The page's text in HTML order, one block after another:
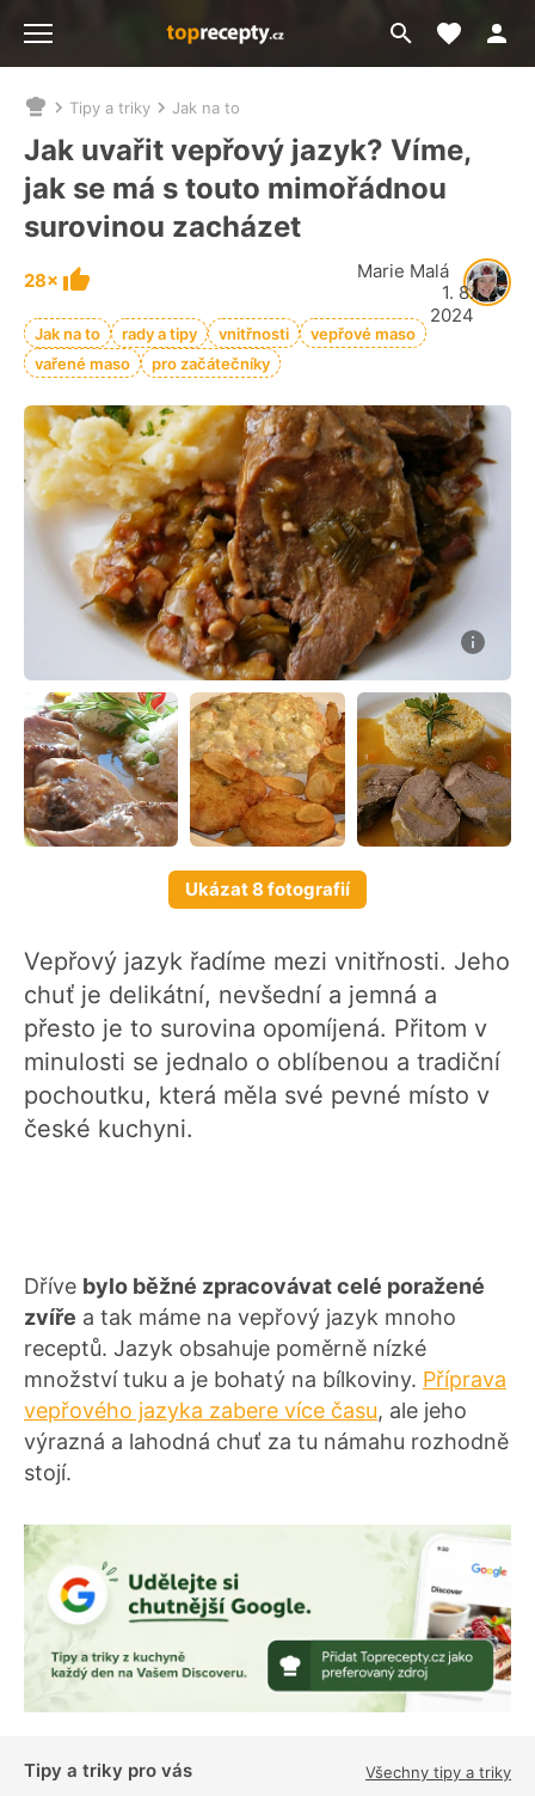
Přejít
na
Moje
Nacházíte
se
zde:
Tipy a triky Jak na to
Jak uvařit vepřový jazyk? Víme,
jak se má s touto mimořádnou
surovinou zacházet
28×
Marie Malá
1. 8.
2024
Jak na to rady a tipy vnitřnosti
vepřové maso
vařené maso
pro začátečníky
Ukázat 8 fotografií
Vepřový jazyk řadíme mezi vnitřnosti. Jeho
chuť je delikátní, nevšední a jemná a
přesto je to surovina opomíjená. Přitom v
minulosti se jednalo o oblíbenou a tradiční
pochoutku, která měla své pevné místo v
české kuchyni.
Dříve bylo běžné zpracovávat celé poražené
zvíře a tak máme na vepřový jazyk mnoho
receptů. Jazyk obsahuje poměrně nízké
množství tuku a je bohatý na bílkoviny. Příprava
vepřového jazyka zabere více času, ale jeho
výrazná a lahodná chuť za tu námahu rozhodně
stojí.
Tipy a triky pro vás Všechny tipy a triky